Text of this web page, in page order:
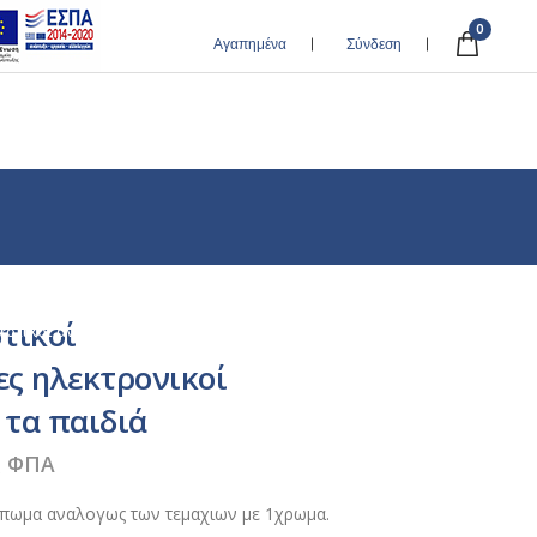
Αγαπημένα Σύνδεση
0
αναπτήρες ηλεκτρονικοί με CR για τα παιδιά
ηλεκτρονικοί
τα παιδιά
ΦΠΑ
αναλογως των τεμαχιων με 1χρωμα.